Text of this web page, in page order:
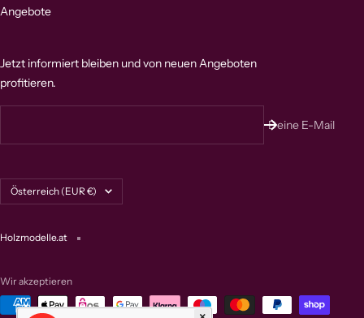
Angebote
Jetzt informiert bleiben und von neuen Angeboten
profitieren.
Deine E-Mail
Land/Region
Österreich (EUR €)
Holzmodelle.at
Wir akzeptieren